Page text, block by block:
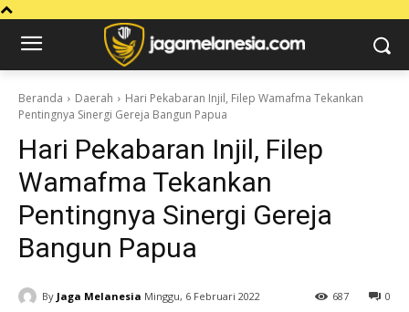
Beranda Daerah
Hari Pekabaran Injil, Filep Wamafma Tekankan
Pentingnya Sinergi Gereja Bangun Papua
Hari Pekabaran Injil, Filep
Wamafma Tekankan
Pentingnya Sinergi Gereja
Bangun Papua
By Jaga Melanesia Minggu, 6 Februari 2022 0
687